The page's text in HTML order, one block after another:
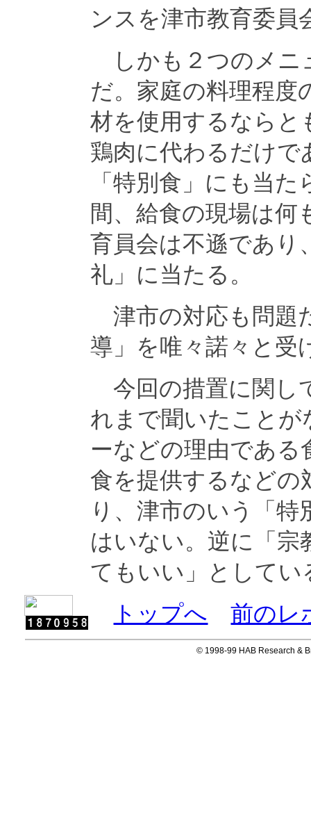
ンスを津市教育委員
しかも２つのメニ
だ。家庭の料理程度
材を使用するならと
鶏肉に代わるだけで
「特別食」にも当
間、給食の現場は何
育員会は不遜であり
礼」に当たる。
津市の対応も問題
導」を唯々諾々と受
今回の措置に関し
れまで聞いたこと
ーなどの理由であ
食を提供するなどの
り、津市のいう「
はいない。逆に「宗
てもいい」としてい
トップへ
前のレ
© 1998-99 HAB Research &